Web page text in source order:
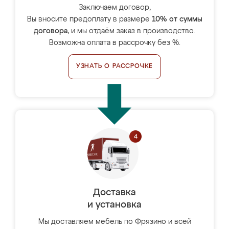
Заключаем договор,
Вы вносите предоплату в размере 10% от суммы
договора, и мы отдаём заказ в производство.
Возможна оплата в рассрочку без %.
УЗНАТЬ О РАССРОЧКЕ
Доставка
и установка
Мы доставляем мебель по Фрязино и всей